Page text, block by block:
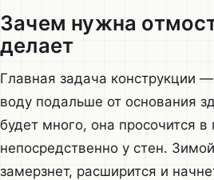
Зачем нужна
делает
Главная задача конструкции
воду подальше от основания
будет много, она просочится в
непосредственно у стен.
замерзнет, расширится и